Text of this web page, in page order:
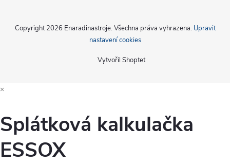
Vytvořil Shoptet
Copyright 2026 Enaradinastroje. Všechna práva vyhrazena. Upravit
nastavení cookies
×
Splátková kalkulačka
ESSOX